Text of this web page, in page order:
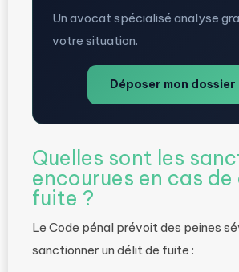
Un avocat spécialisé analyse
votre situation.
Déposer mon dossier
Quelles sont les
encourues en cas
fuite ?
Le Code pénal prévoit des peines
sanctionner un délit de fuite :